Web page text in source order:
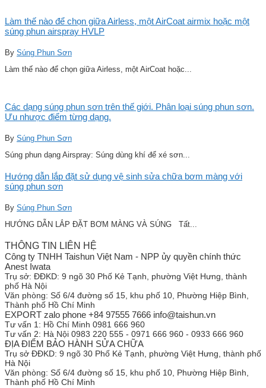
Làm thế nào để chọn giữa Airless, một AirCoat airmix hoặc một
súng phun airspray HVLP
By Súng Phun Sơn
Làm thế nào để chọn giữa Airless, một AirCoat hoặc...
Các dạng súng phun sơn trên thế giới. Phân loại súng phun sơn.
Ưu nhược điểm từng dạng.
By Súng Phun Sơn
Súng phun dạng Airspray: Súng dùng khí để xé sơn...
Hướng dẫn lắp đặt sử dụng vệ sinh sửa chữa bơm màng với
súng phun sơn
By Súng Phun Sơn
HƯỚNG DẪN LẮP ĐẶT BƠM MÀNG VÀ SÚNG Tất...
THÔNG TIN LIÊN HỆ
Công ty TNHH Taishun Việt Nam - NPP ủy quyền chính thức
Anest Iwata
Trụ sở: ĐĐKD: 9 ngõ 30 Phố Kẻ Tạnh, phường Việt Hưng, thành
phố Hà Nội
Văn phòng: Số 6/4 đường số 15, khu phố 10, Phường Hiệp Bình,
Thành phố Hồ Chí Minh
EXPORT zalo phone +84 97555 7666 info@taishun.vn
Tư vấn 1: Hồ Chí Minh 0981 666 960
Tư vấn 2: Hà Nội 0983 220 555 - 0971 666 960 - 0933 666 960
ĐỊA ĐIỂM BẢO HÀNH SỬA CHỮA
Trụ sở ĐĐKD: 9 ngõ 30 Phố Kẻ Tạnh, phường Việt Hưng, thành phố
Hà Nội
Văn phòng: Số 6/4 đường số 15, khu phố 10, Phường Hiệp Bình,
Thành phố Hồ Chí Minh